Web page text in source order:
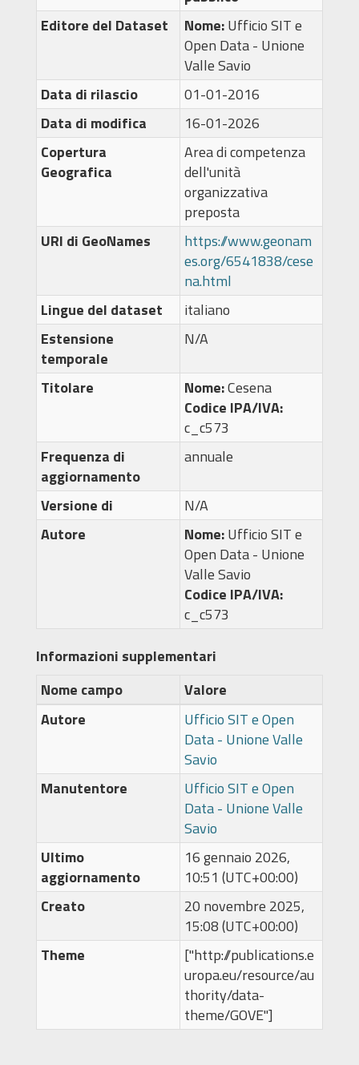
Editore del Dataset
Nome:Ufficio SIT e
Open Data - Unione
Valle Savio
Data di rilascio
01-01-2016
Data di modifica
16-01-2026
Copertura
Geografica
Area di competenza
dell'unità
organizzativa
preposta
URI di GeoNames
https://www.geonam
es.org/6541838/cese
na.html
Lingue del dataset
italiano
Estensione
temporale
N/A
Titolare Nome:Cesena
Codice IPA/IVA:
c_c573
Frequenza di
aggiornamento
annuale
Versione di
N/A
Autore
Nome:Ufficio SIT e
Open Data - Unione
Valle Savio
Codice IPA/IVA:
c_c573
Informazioni supplementari
Nome campo
Valore
Autore
Ufficio SIT e Open
Data - Unione Valle
Savio
Manutentore
Ufficio SIT e Open
Data - Unione Valle
Savio
Ultimo
aggiornamento
16 gennaio 2026,
10:51 (UTC+00:00)
Creato
20 novembre 2025,
15:08 (UTC+00:00)
Theme
["http://publications.e
uropa.eu/resource/au
thority/data-
theme/GOVE"]